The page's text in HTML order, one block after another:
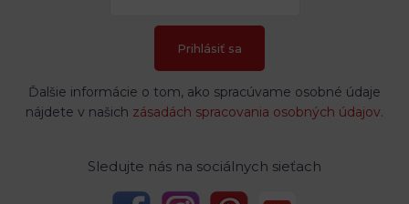
Prihlásiť sa
Ďalšie informácie o tom, ako spracúvame osobné údaje
nájdete v našich zásadách spracovania osobných údajov.
Sledujte nás na sociálnych sieťach